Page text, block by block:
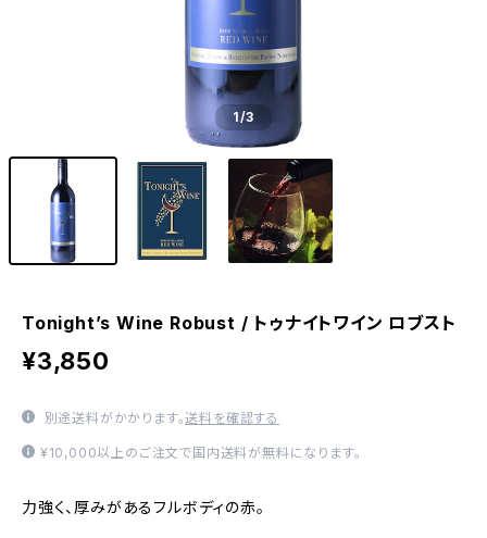
1/3
Tonight’s Wine Robust / トゥナイトワイン ロブスト
¥3,850
別途送料がかかります。送料を確認する
¥10,000以上のご注文で国内送料が無料になります。
力強く、厚みがあるフルボディの赤。